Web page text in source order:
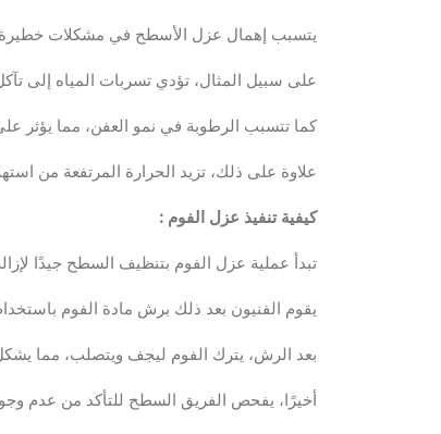
يتسبب إهمال عزل الأسطح في مشكلات
على سبيل المثال، تؤدي تسربات المياه إلى
كما تتسبب الرطوبة في نمو العفن، مما يؤثر
علاوة على ذلك، تزيد الحرارة المرتفعة من
كيفية تنفيذ عزل الفوم :
تبدأ عملية عزل الفوم بتنظيف السطح جيدًا
يقوم الفنيون بعد ذلك برش مادة الفوم
بعد الرش، يترك الفوم ليجف ويتصلب، مما
أخيرًا، يفحص الفريق السطح للتأكد من عدم